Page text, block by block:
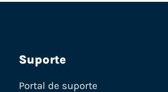
Suporte
Portal de suporte